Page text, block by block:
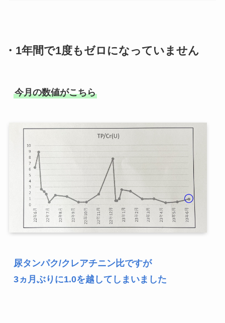
・1年間で1度もゼロになっていません
今月の数値がこちら
尿タンパク/クレアチニン比ですが
3ヵ月ぶりに1.0を越してしまいました